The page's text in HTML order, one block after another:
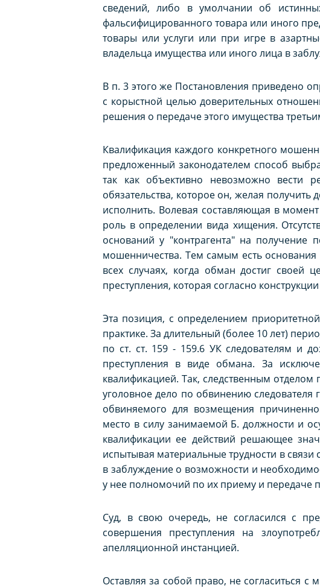
сведений, либо в умолчании об
фальсифицированного товара или иного
товары или услуги или при игре в
владельца имущества или иного лица в
В п. 3 этого же Постановления приведено
с корыстной целью доверительных
решения о передаче этого имущества
Квалификация каждого конкретного
предложенный законодателем способ
так как объективно невозможно вести
обязательства, которое он, желая
исполнить. Волевая составляющая в
роль в определении вида хищения.
оснований у "контрагента" на
мошенничества. Тем самым есть
всех случаях, когда обман достиг своей
преступления, которая согласно
Эта позиция, с определением
практике. За длительный (более 10 лет)
по ст. ст. 159 - 159.6 УК следователям и
преступления в виде обмана. За
квалификацией. Так, следственным
уголовное дело по обвинению
обвиняемого для возмещения
место в силу занимаемой Б. должности и
квалификации ее действий решающее
испытывая материальные трудности в
в заблуждение о возможности и
у нее полномочий по их приему и передаче
Суд, в свою очередь, не согласился с
совершения преступления на
апелляционной инстанцией.
Оставляя за собой право, не согласиться